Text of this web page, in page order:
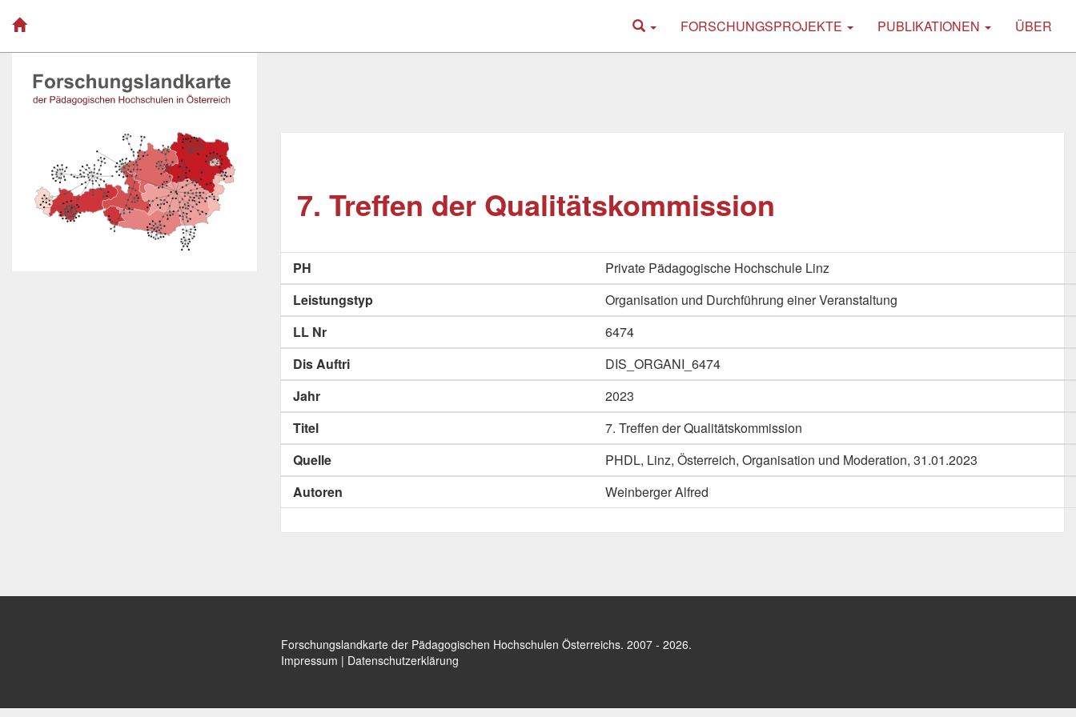
FORSCHUNGSPROJEKTE PUBLIKATIONEN ÜBER
7. Treffen der Qualitätskommission
PH
Private Pädagogische Hochschule Linz
Leistungstyp
Organisation und Durchführung einer Veranstaltung
LL Nr
6474
Dis Auftri
DIS_ORGANI_6474
Jahr
2023
Titel
7. Treffen der Qualitätskommission
Quelle
PHDL, Linz, Österreich, Organisation und Moderation, 31.01.2023
Autoren
Weinberger Alfred
Forschungslandkarte der Pädagogischen Hochschulen Österreichs. 2007 - 2026.
Impressum | Datenschutzerklärung